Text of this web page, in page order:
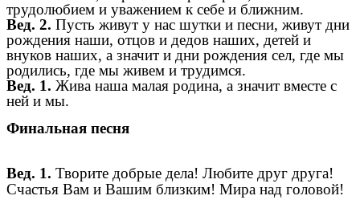
трудолюбием и уважением к себе и ближним.
Вед. 2. Пусть живут у нас шутки и песни, живут дни
рождения наши, отцов и дедов наших, детей и
внуков наших, а значит и дни рождения сел, где мы
родились, где мы живем и трудимся.
Вед. 1. Жива наша малая родина, а значит вместе с
ней и мы.
Финальная песня
Вед. 1. Творите добрые дела! Любите друг друга!
Счастья Вам и Вашим близким! Мира над головой!